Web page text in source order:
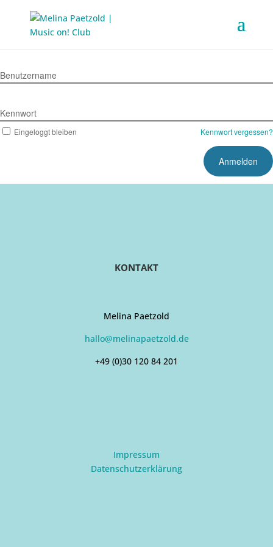
Benutzername
Kennwort
Eingeloggt bleiben Kennwort vergessen?
KONTAKT
Melina Paetzold
hallo@melinapaetzold.de
+49 (0)30 120 84 201
Impressum
Datenschutzerklärung